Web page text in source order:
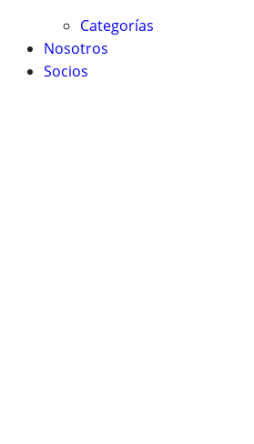
Categorías
Nosotros
Socios